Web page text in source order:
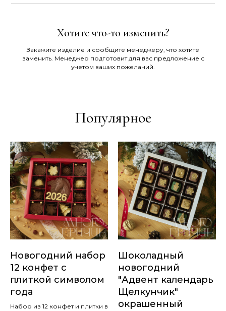
Хотите что-то изменить?
Закажите изделие и сообщите менеджеру, что хотите
заменить. Менеджер подготовит для вас предложение с
учетом ваших пожеланий.
Популярное
Новогодний набор
12 конфет с
плиткой символом
года
Набор из 12 конфет и плитки в
Шоколадный
новогодний
"Адвент календарь
Щелкунчик"
окрашенный